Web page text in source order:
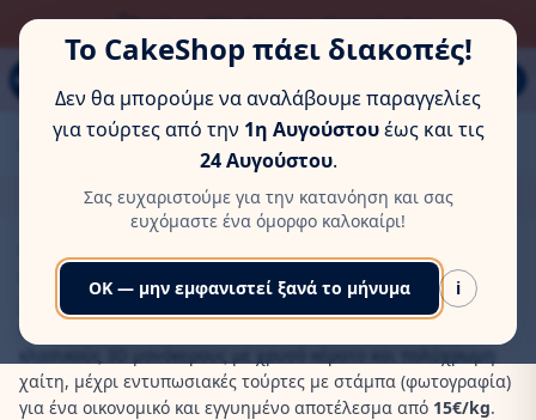
Το CakeShop πάει διακοπές!
Δεν θα μπορούμε να αναλάβουμε παραγγελίες
για τούρτες από την 1η Αυγούστουέως και τις
24 Αυγούστου.
Σας ευχαριστούμε για την κατανόηση και σας
ευχόμαστε ένα όμορφο καλοκαίρι!
OK — μην εμφανιστεί ξανά το μήνυμα i
Παπάγου 80Α, Εύοσμος, Θεσσαλονίκη
MENU
Αρχική/Τούρτες Γενεθλιών/ Παιδικές/Κορίτσια /Μονόκερος
Τούρτες Μονόκερος για Κορίτσια
στα παιδικά πάρτι, συνδυάζοντας τη μαγεία με τα παστέλ
χρώματα. Στο
Cakeshop, εξειδικευόμαστε στη δημιουργία
σχεδίων που θα λατρέψει κάθε μικρή πρωταγωνίστρια – από
χαίτη, μέχρι εντυπωσιακές τούρτες με στάμπα (φωτογραφία)
για ένα οικονομικό και εγγυημένο αποτέλεσμα από 15€/kg.